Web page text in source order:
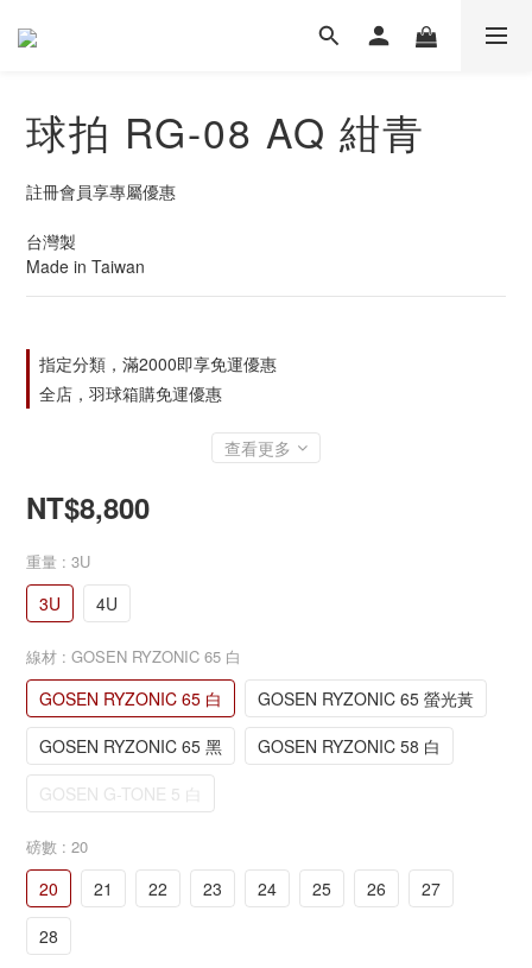
球拍 RG-08 AQ 紺青
註冊會員享專屬優惠
台灣製
Made in Taiwan
指定分類，滿2000即享免運優惠
全店，羽球箱購免運優惠
查看更多
NT$8,800
重量 : 3U
3U 4U
線材 : GOSEN RYZONIC 65 白
GOSEN RYZONIC 65 白
GOSEN RYZONIC 65 螢光黃
GOSEN RYZONIC 65 黑
GOSEN RYZONIC 58 白
GOSEN G-TONE 5 白
磅數 : 20
20 21 22 23 24 25 26
27
28